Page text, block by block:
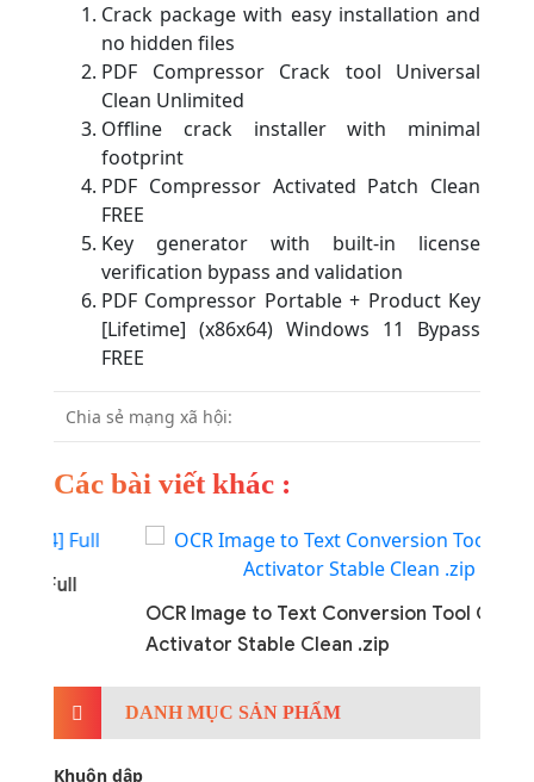
DANH MỤC SẢN PHẨM
Khuôn dập
Crack package with easy installation and
no hidden files
PDF Compressor Crack tool Universal
Clean Unlimited
Offline crack installer with minimal
footprint
PDF Compressor Activated Patch Clean
FREE
Key generator with built-in license
verification bypass and validation
PDF Compressor Portable + Product Key
[Lifetime] (x86x64) Windows 11 Bypass
FREE
Chia sẻ mạng xã hội:
Các bài viết khác :
OCR Image to Text Conversion Tool Crack +
Activator Stable Clean .zip